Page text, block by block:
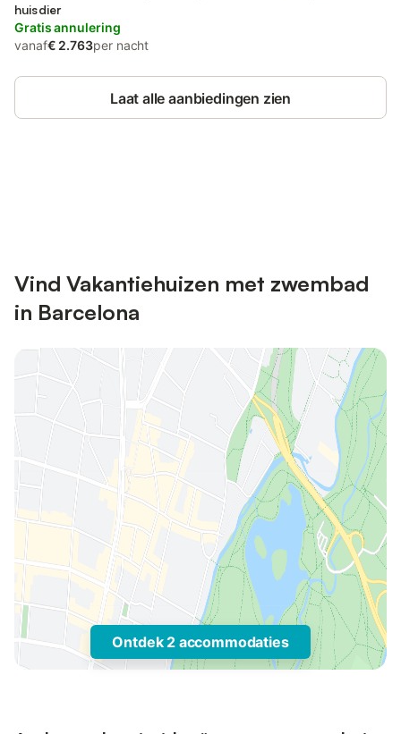
huisdier
Gratis annulering
vanaf€ 2.763per nacht
Laat alle aanbiedingen zien
Vind Vakantiehuizen met zwembad
in Barcelona
Ontdek 2 accommodaties